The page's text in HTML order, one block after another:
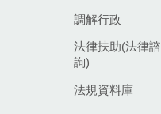
調解行政
法律扶助(法律諮
詢)
法規資料庫